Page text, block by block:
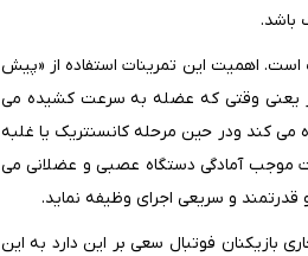
باشد.
است. اهمیت این تمرینات استفاده از «پیش
یعنی وقتی که عضله به سرعت کشیده می
کند ودر حین مرحله کانسنتریک یا غلبه
موجب آمادگی دستگاه عصبی و عضلانی می
و سریعی اجرای وظیفه نماید.
بازیکنان فوتبال سعی بر این دارد به این